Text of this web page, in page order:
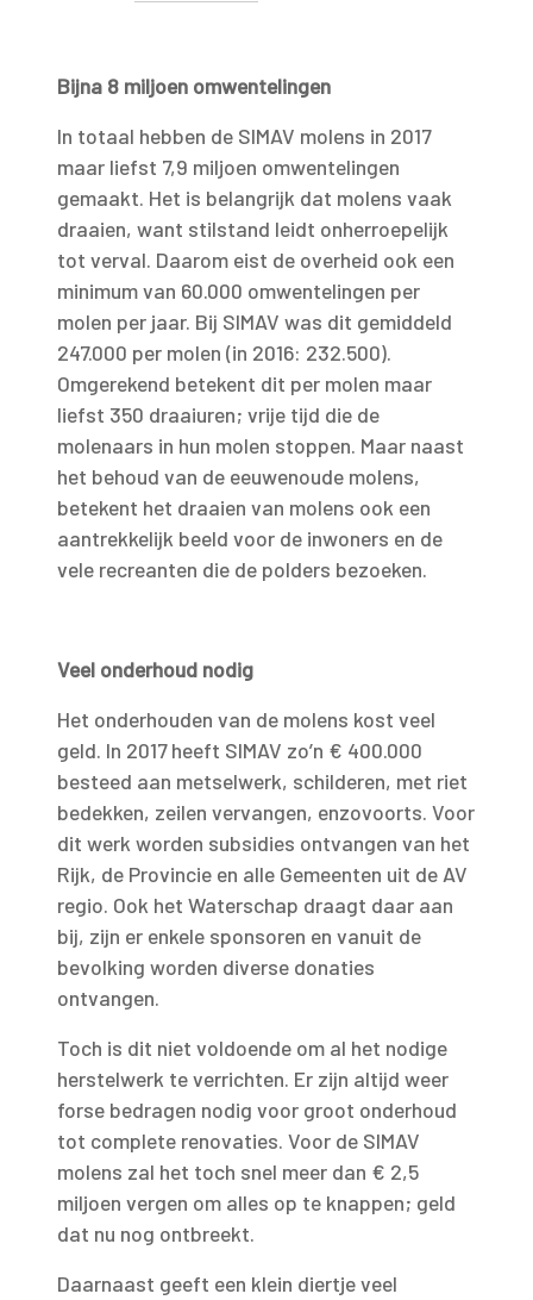
Bijna 8 miljoen omwentelingen
In totaal hebben de SIMAV molens in 2017
maar liefst 7,9 miljoen omwentelingen
gemaakt. Het is belangrijk dat molens vaak
draaien, want stilstand leidt onherroepelijk
tot verval. Daarom eist de overheid ook een
minimum van 60.000 omwentelingen per
molen per jaar. Bij SIMAV was dit gemiddeld
247.000 per molen (in 2016: 232.500).
Omgerekend betekent dit per molen maar
liefst 350 draaiuren; vrije tijd die de
molenaars in hun molen stoppen. Maar naast
het behoud van de eeuwenoude molens,
betekent het draaien van molens ook een
aantrekkelijk beeld voor de inwoners en de
vele recreanten die de polders bezoeken.
Veel onderhoud nodig
Het onderhouden van de molens kost veel
geld. In 2017 heeft SIMAV zo’n € 400.000
besteed aan metselwerk, schilderen, met riet
bedekken, zeilen vervangen, enzovoorts. Voor
dit werk worden subsidies ontvangen van het
Rijk, de Provincie en alle Gemeenten uit de AV
regio. Ook het Waterschap draagt daar aan
bij, zijn er enkele sponsoren en vanuit de
bevolking worden diverse donaties
ontvangen.
Toch is dit niet voldoende om al het nodige
herstelwerk te verrichten. Er zijn altijd weer
forse bedragen nodig voor groot onderhoud
tot complete renovaties. Voor de SIMAV
molens zal het toch snel meer dan € 2,5
miljoen vergen om alles op te knappen; geld
dat nu nog ontbreekt.
Daarnaast geeft een klein diertje veel